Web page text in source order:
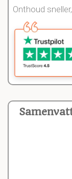
Onthoud